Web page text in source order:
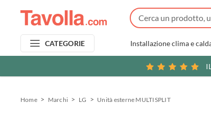
CATEGORIE Installazione clima e
Home Marchi LG Unità esterne MULTISPLIT